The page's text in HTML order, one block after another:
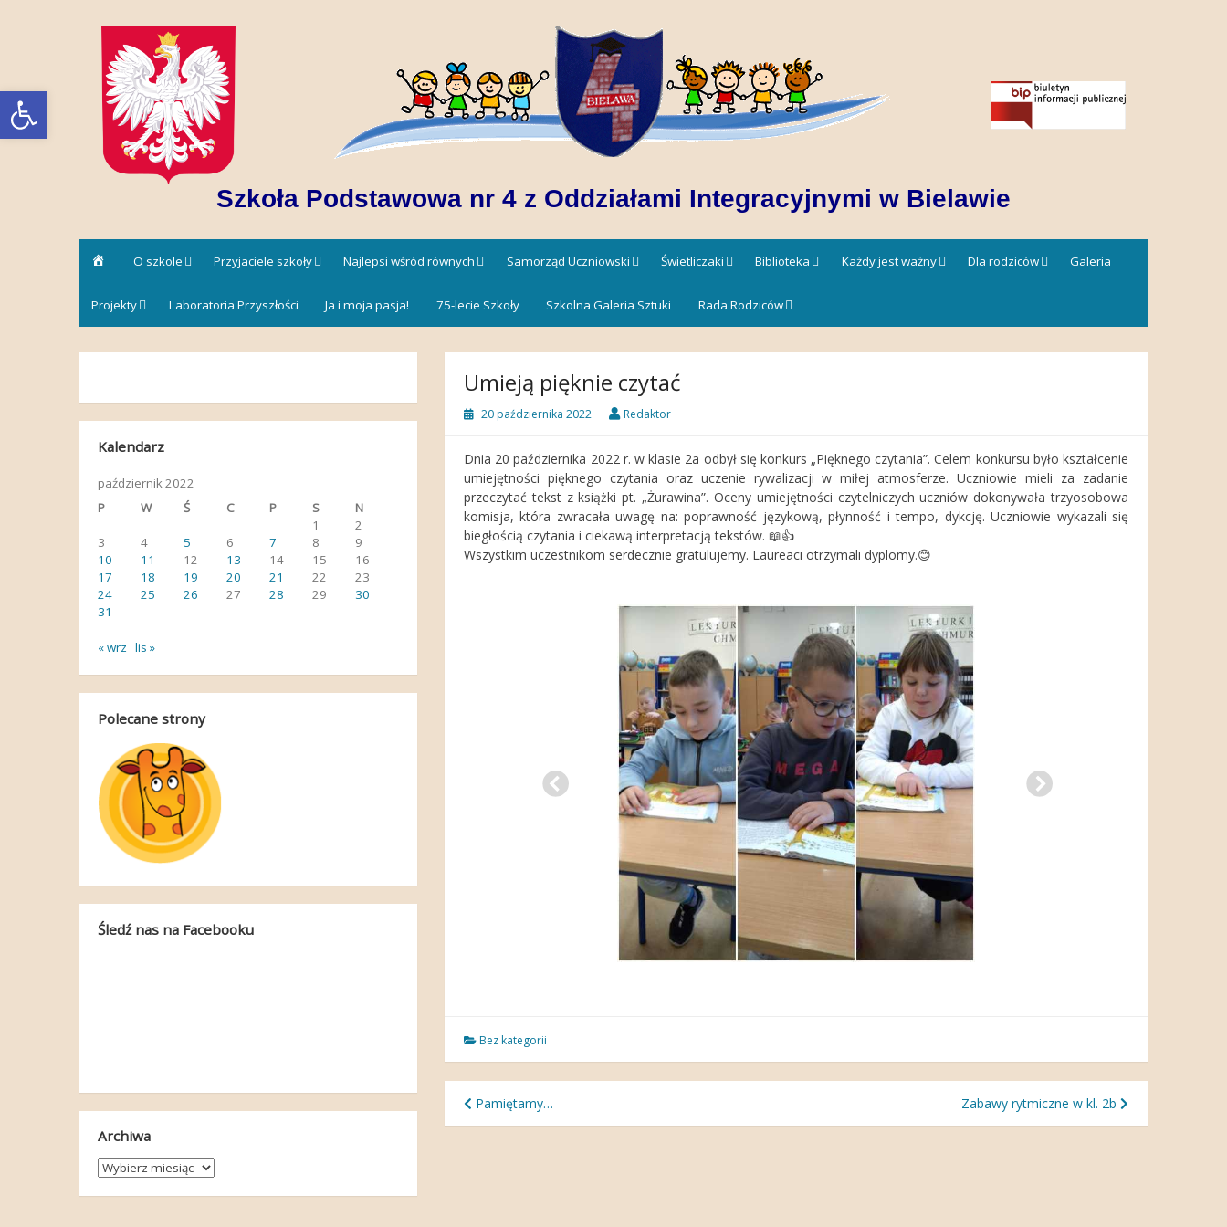
Open toolbar
Szkoła Podstawowa nr 4 z Oddziałami Integracyjnymi w Bielawie
Strona
główna
O szkole Przyjaciele szkoły Najlepsi wśród równych Samorząd Uczniowski Świetliczaki Biblioteka Każdy jest ważny Dla rodziców Galeria
Projekty Laboratoria Przyszłości Ja i moja pasja! 75-lecie Szkoły Szkolna Galeria Sztuki Rada Rodziców
Umieją pięknie czytać
20 października 2022 Redaktor
Dnia 20 października 2022 r. w klasie 2a odbył się konkurs „Pięknego czytania”. Celem konkursu było kształcenie
umiejętności pięknego czytania oraz uczenie rywalizacji w miłej atmosferze. Uczniowie mieli za zadanie
przeczytać tekst z książki pt. „Żurawina”. Oceny umiejętności czytelniczych uczniów dokonywała trzyosobowa
komisja, która zwracała uwagę na: poprawność językową, płynność i tempo, dykcję. Uczniowie wykazali się
biegłością czytania i ciekawą interpretacją tekstów. 📖👍
Wszystkim uczestnikom serdecznie gratulujemy. Laureaci otrzymali dyplomy.😊
Bez kategorii
Nawigacja
wpisu
Pamiętamy… Zabawy rytmiczne w kl. 2b
Kalendarz
październik 2022
P
W Ś C P S
N
1
2
3
4 5 6 7 8
9
10
11 12 13 14 15
16
17
18 19 20 21 22
23
24
25 26 27 28 29
30
31
« wrz lis »
Polecane strony
Śledź nas na Facebooku
Archiwa
Archiwa